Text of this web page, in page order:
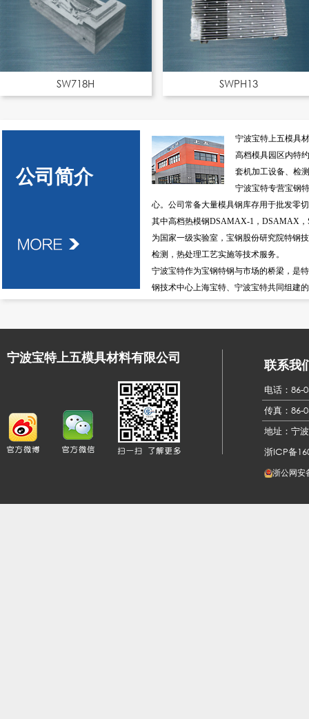
SW718H SWPH13
公司简介
宁波宝特上五模具
高档模具园区内特
套机加工设备、检
宁波宝特专营宝钢
心。公司常备大量模具钢库存用于批发零
其中高档热模钢DSAMAX-1，DSAMAX，
为国家一级实验室，宝钢股份研究院特钢
检测，热处理工艺实施等技术服务。
宁波宝特作为宝钢特钢与市场的桥梁，是
钢技术中心上海宝特、宁波宝特共同组建
宁波宝特上五模具材料有限公司 联系我
电话：86-
传真： 86-
地址：宁
浙ICP备
浙公网安